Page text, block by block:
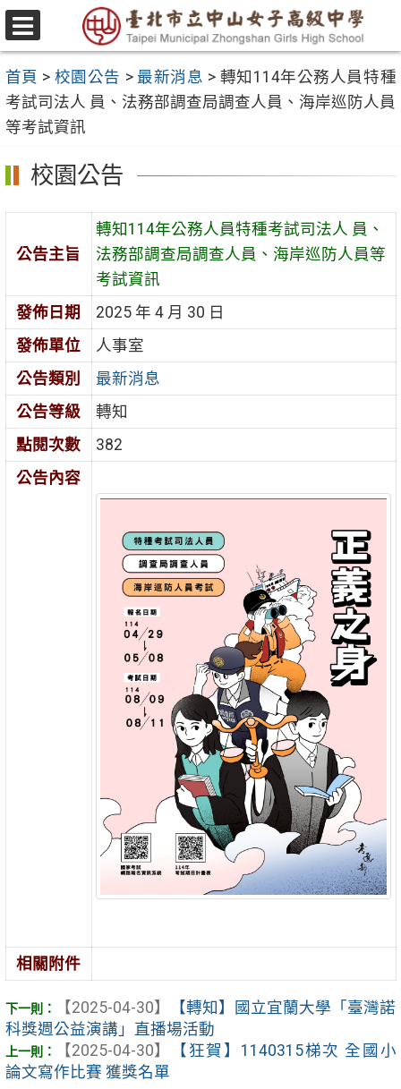
跳
至
要
內
容
區
選
單
首頁 > 校園公告 > 最新消息 > 轉知114年公務人員特種
考試司法人 員、法務部調查局調查人員、海岸巡防人員
等考試資訊
校園公告
公告主旨
轉知114年公務人員特種考試司法人 員、
法務部調查局調查人員、海岸巡防人員等
考試資訊
發佈日期
2025 年 4 月 30 日
發佈單位
人事室
公告類別
最新消息
公告等級
轉知
點閱次數
382
公告內容
相關附件
【2025-04-30】
【轉知】國立宜蘭大學「臺灣諾
科獎週公益演講」直播場活動
【2025-04-30】
【狂賀】1140315梯次 全國小
論文寫作比賽 獲獎名單